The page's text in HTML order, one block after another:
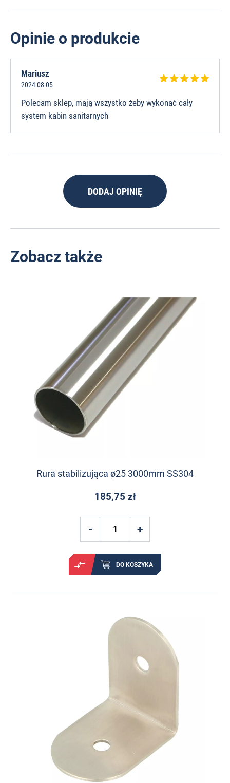
Opinie o produkcie
Mariusz
2024-08-05
Polecam sklep, mają wszystko żeby wykonać cały
system kabin sanitarnych
DODAJ OPINIĘ
Zobacz także
Rura stabilizująca ø25 3000mm SS304
185,75 zł
DO KOSZYKA